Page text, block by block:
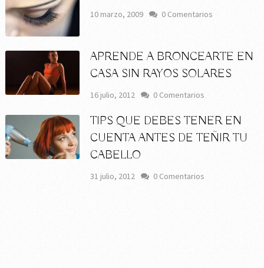
10 marzo, 2009 0 Comentarios
APRENDE A BRONCEARTE EN
CASA SIN RAYOS SOLARES
16 julio, 2012 0 Comentarios
TIPS QUE DEBES TENER EN
CUENTA ANTES DE TEÑIR TU
CABELLO
31 julio, 2012 0 Comentarios